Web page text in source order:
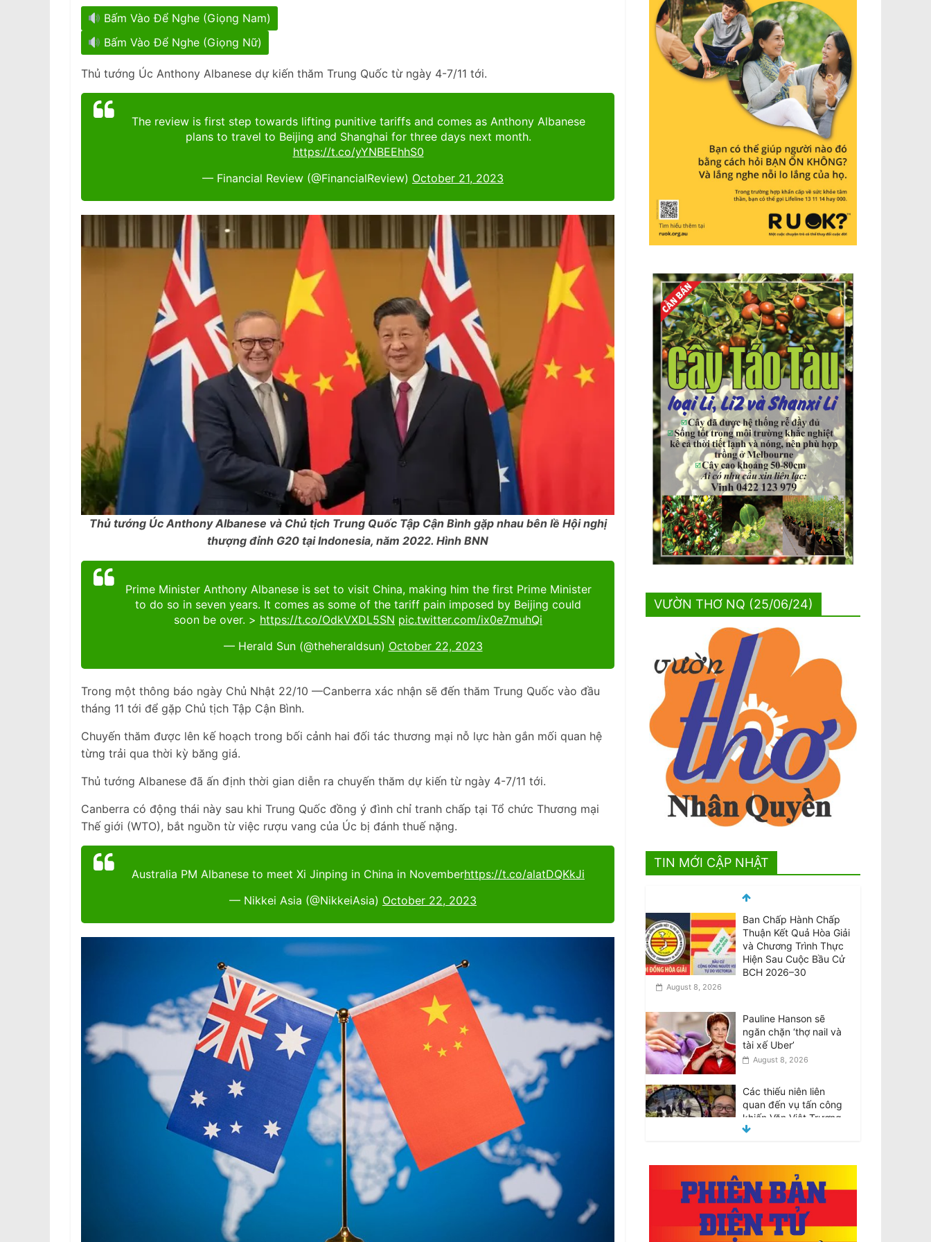
Bấm Vào Để Nghe (Giọng Nam)
Bấm Vào Để Nghe (Giọng Nữ)
Thủ tướng Úc Anthony Albanese dự kiến thăm Trung Quốc từ ngày 4-7/11 tới.
The review is first step towards lifting punitive tariffs and comes as Anthony Albanese
plans to travel to Beijing and Shanghai for three days next month.
https://t.co/yYNBEEhhS0
— Financial Review (@FinancialReview) October 21, 2023
Thủ tướng Úc Anthony Albanese và Chủ tịch Trung Quốc Tập Cận Bình gặp nhau bên lề Hội nghị
thượng đỉnh G20 tại Indonesia, năm 2022. Hình BNN
Prime Minister Anthony Albanese is set to visit China, making him the first Prime Minister
to do so in seven years. It comes as some of the tariff pain imposed by Beijing could
soon be over. > https://t.co/OdkVXDL5SN pic.twitter.com/ix0e7muhQi
— Herald Sun (@theheraldsun) October 22, 2023
Trong một thông báo ngày Chủ Nhật 22/10 —Canberra xác nhận sẽ đến thăm Trung Quốc vào đầu
tháng 11 tới để gặp Chủ tịch Tập Cận Bình.
Chuyến thăm được lên kế hoạch trong bối cảnh hai đối tác thương mại nỗ lực hàn gắn mối quan hệ
từng trải qua thời kỳ băng giá.
Thủ tướng Albanese đã ấn định thời gian diễn ra chuyến thăm dự kiến từ ngày 4-7/11 tới.
Canberra có động thái này sau khi Trung Quốc đồng ý đình chỉ tranh chấp tại Tổ chức Thương mại
Thế giới (WTO), bắt nguồn từ việc rượu vang của Úc bị đánh thuế nặng.
Australia PM Albanese to meet Xi Jinping in China in Novemberhttps://t.co/alatDQKkJi
— Nikkei Asia (@NikkeiAsia) October 22, 2023
VƯỜN THƠ NQ (25/06/24)
TIN MỚI CẬP NHẬT
Ban Chấp Hành Chấp
Thuận Kết Quả Hòa Giải
và Chương Trình Thực
Hiện Sau Cuộc Bầu Cử
BCH 2026–30
August 8, 2026
Pauline Hanson sẽ
ngăn chặn ‘thợ nail và
tài xế Uber’
August 8, 2026
Các thiếu niên liên
quan đến vụ tấn công
khiến Văn Việt Trương
tử vong được tại ngoại
Teens involved in fatal
attack on Van Viet
Truong freed on bail
August 8, 2026